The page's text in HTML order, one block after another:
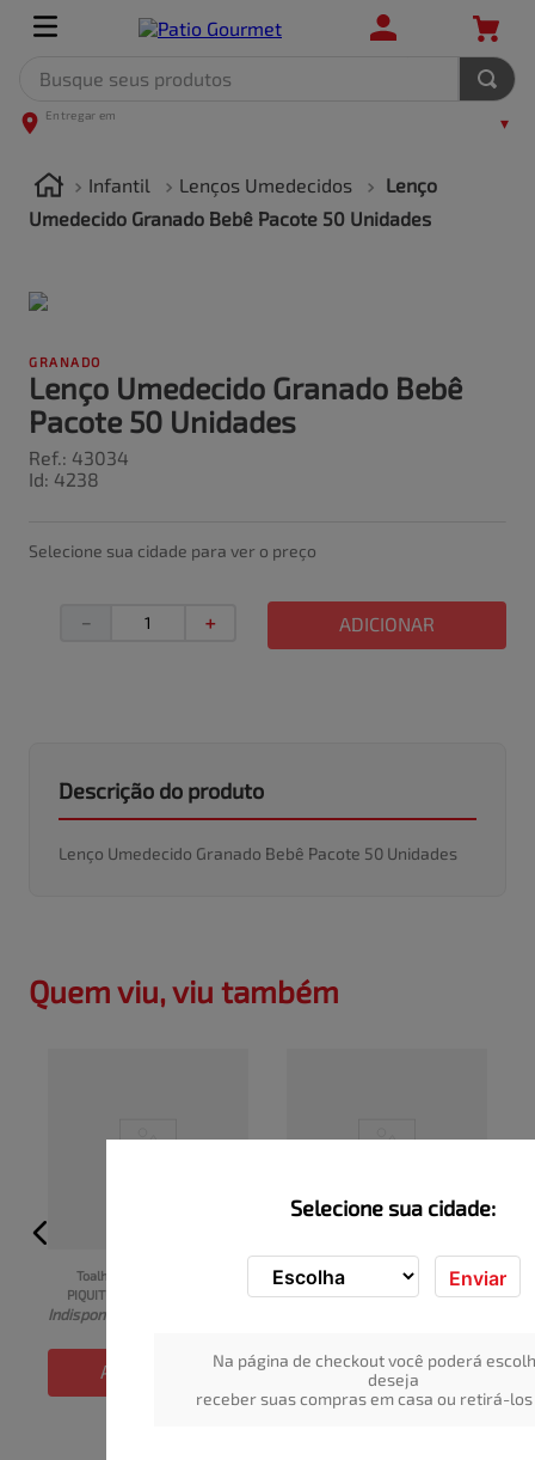
Selecione sua cidade:
Enviar
Na página de checkout você poderá
deseja
receber suas compras em casa ou retirá-
Infantil Lenços Umedecidos
Lenço
Umedecido Granado Bebê Pacote 50 Unidades
GRANADO
Lenço Umedecido Granado Bebê
Pacote 50 Unidades
Ref. : 43034
Id: 4238
Selecione sua cidade para ver o preço
＋
－ ADICIONAR
Descrição do produto
Lenço Umedecido Granado Bebê Pacote 50 Unidades
Quem viu, viu também
Toalha Umedecida
PIQUITUCHO Pratic Pacote
48un
Indisponível
ADICIONAR
Lenço Umedecido Erva-
Doce Granado Bebê Pacote
ADICIONAR
TERMOS MAIS BUSCADOS
2º